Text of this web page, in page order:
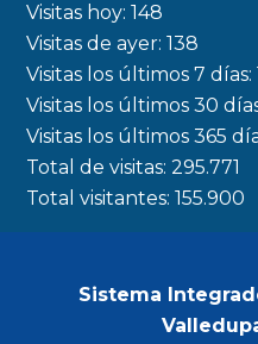
o
k
Visitas hoy:148
Visitas de ayer:138
Visitas los últimos 7 días:
Visitas los últimos 30
Visitas los últimos 365
Total de visitas:295.771
Total visitantes:155.900
Sistema